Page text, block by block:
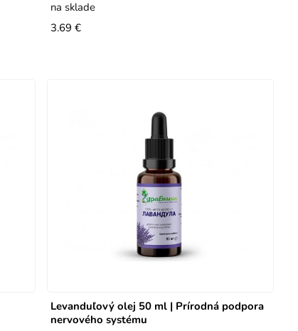
na sklade
3.69 €
Levanduľový olej 50 ml | Prírodná podpora
nervového systému